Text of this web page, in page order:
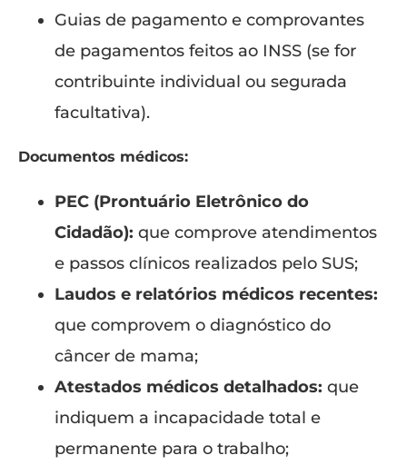
Guias de pagamento e comprovantes
de pagamentos feitos ao INSS (se for
contribuinte individual ou segurada
facultativa).
Documentos médicos:
PEC (Prontuário Eletrônico do
Cidadão): que comprove atendimentos
e passos clínicos realizados pelo SUS;
Laudos e relatórios médicos recentes:
que comprovem o diagnóstico do
câncer de mama;
Atestados médicos detalhados: que
indiquem a incapacidade total e
permanente para o trabalho;